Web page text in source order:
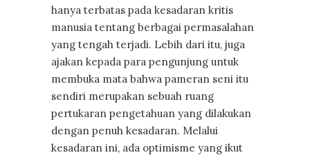
hanya terbatas pada kesadaran kritis
manusia tentang berbagai permasalahan
yang tengah terjadi. Lebih dari itu, juga
ajakan kepada para pengunjung untuk
membuka mata bahwa pameran seni itu
sendiri merupakan sebuah ruang
pertukaran pengetahuan yang dilakukan
dengan penuh kesadaran. Melalui
kesadaran ini, ada optimisme yang ikut